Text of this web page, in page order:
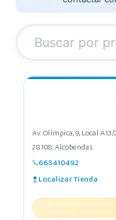
Av. Olímpica, 9, Local
28108, Alcobendas
663410492
Localizar Tienda